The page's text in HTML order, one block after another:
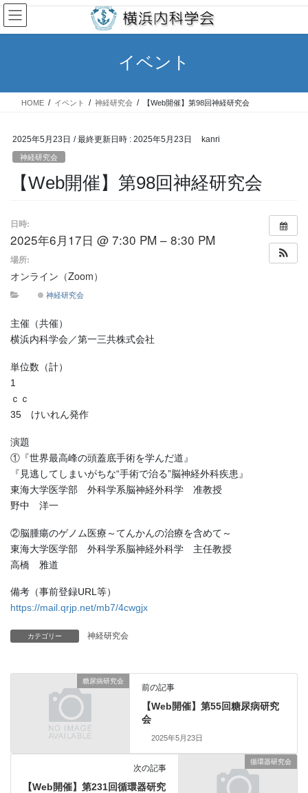
コ
ン
テ
ス
ナ
ビ
ゲ
ン
イベント
HOME イベント 神経研究会 【Web開催】第98回神経研究会
2025年5月23日 / 最終更新日時 : 2025年5月23日 kanri
神経研究会
【Web開催】第98回神経研究会
日時:
2025年6月17日 @ 7:30 PM – 8:30 PM
場所:
オンライン（Zoom）
神経研究会
主催（共催）
横浜内科学会／第一三共株式会社
単位数（計）
1
ｃｃ
35 けいれん発作
演題
①『世界最高峰の頭蓋底手術を学んだ道』
『見逃してしまいがちな“手術で治る”脳神経外科疾患』
東海大学医学部 外科学系脳神経外科学 准教授
野中 洋一
②脳腫瘍のゲノム医療～てんかんの治療を含めて～
東海大学医学部 外科学系脳神経外科学 主任教授
高橋 雅道
備考（事前登録URL等）
https://mail.qrjp.net/mb7/4cwgjx
カテゴリー 神経研究会
糖尿病研究会
前の記事
【Web開催】第55回糖尿病研究
会
2025年5月23日
循環器研究会
次の記事
【Web開催】第231回循環器研究